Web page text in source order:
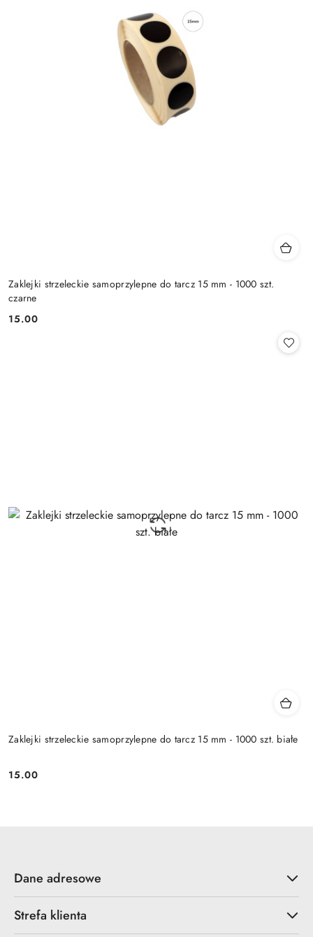
Zaklejki strzeleckie samoprzylepne do tarcz 15 mm - 1000 szt.
czarne
Cena:
15.00
Zaklejki strzeleckie samoprzylepne do tarcz 15 mm - 1000 szt. białe
Cena:
15.00
Dane adresowe
Strefa klienta